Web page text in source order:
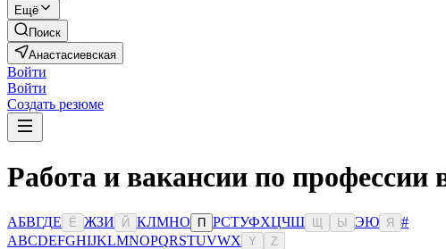
Ещё
Поиск
Анастасиевская
Войти
Войти
Создать резюме
Работа и вакансии по профессии
АБВГДЕ Ё ЖЗИ Й КЛМНО П РСТУФХЦЧШ Ы ЭЮ Я
#
ABCDEFGHIJKLMNOPQRSTUVWX Y Z